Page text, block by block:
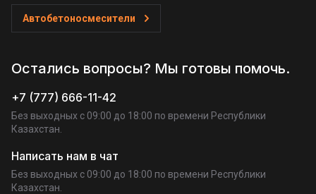
Автобетоносмесители
Остались вопросы? Мы готовы помочь.
+7 (777) 666-11-42
Без выходных c 09:00 до 18:00 по времени Республики
Казахстан.
Написать нам в чат
Без выходных c 09:00 до 18:00 по времени Республики
Казахстан.